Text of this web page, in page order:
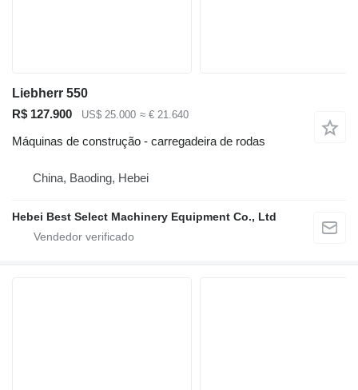
Liebherr 550
R$ 127.900
US$ 25.000 ≈ € 21.640
Máquinas de construção - carregadeira de rodas
China, Baoding, Hebei
Hebei Best Select Machinery Equipment Co., Ltd